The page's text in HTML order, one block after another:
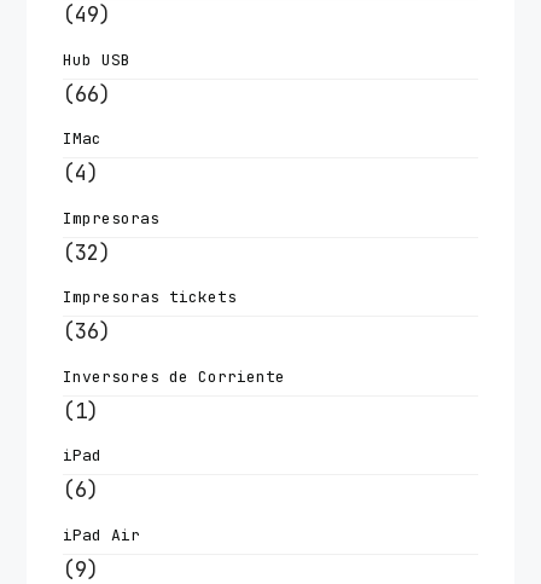
(49)
Hub USB
(66)
IMac
(4)
Impresoras
(32)
Impresoras tickets
(36)
Inversores de Corriente
(1)
iPad
(6)
iPad Air
(9)